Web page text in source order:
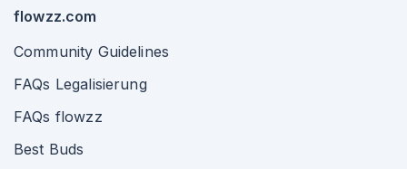
flowzz.com
Community Guidelines
FAQs Legalisierung
FAQs flowzz
Best Buds